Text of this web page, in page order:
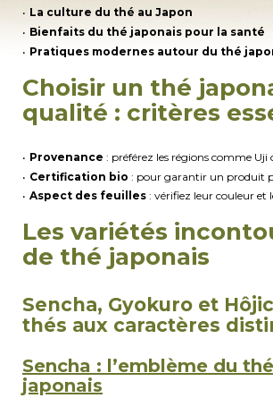
La culture du thé au Japon
Bienfaits du thé japonais pour la santé
Pratiques modernes autour du thé
Choisir un thé
qualité : critères
Provenance : préférez les régions comme Uji
Certification bio : pour garantir un produit
Aspect des feuilles : vérifiez leur couleur et
Les variétés
de thé japonais
Sencha, Gyokuro et
thés aux caractères
Sencha : l’emblème du
japonais